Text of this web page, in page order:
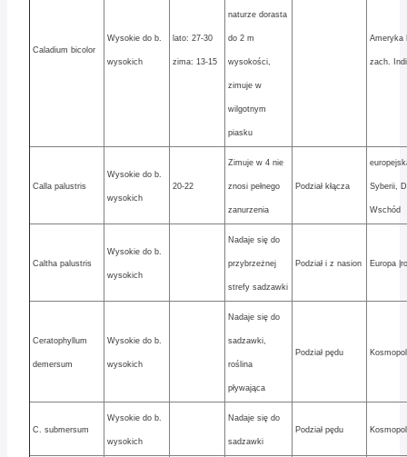
Caladium bicolor
Wysokie do b.
wysokich
lato: 27-30
zima: 13-15
naturze dorasta
do 2 m
wysokości,
zimuje w
wilgotnym
piasku
Ameryka
zach.
Calla palustris
Wysokie do b.
wysokich
20-22
Zimuje w 4 nie
znosi pełnego
zanurzenia
Podział kłącza Syberii,
Wschód
Caltha palustris
Wysokie do b.
wysokich
Nadaje się do
przybrzeżnej
strefy sadzawki
Podział i z nasion Europa
Ceratophyllum
demersum
Wysokie do b.
wysokich
Nadaje się do
sadzawki,
roślina
pływająca
Podział pędu
C. submersum
Wysokie do b.
wysokich
Nadaje się do
sadzawki
Podział pędu